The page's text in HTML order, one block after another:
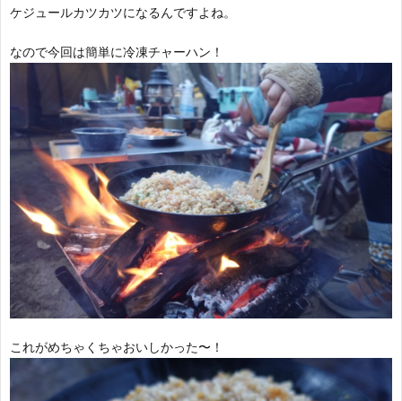
ケジュールカツカツになるんですよね。
なので今回は簡単に冷凍チャーハン！
これがめちゃくちゃおいしかった〜！